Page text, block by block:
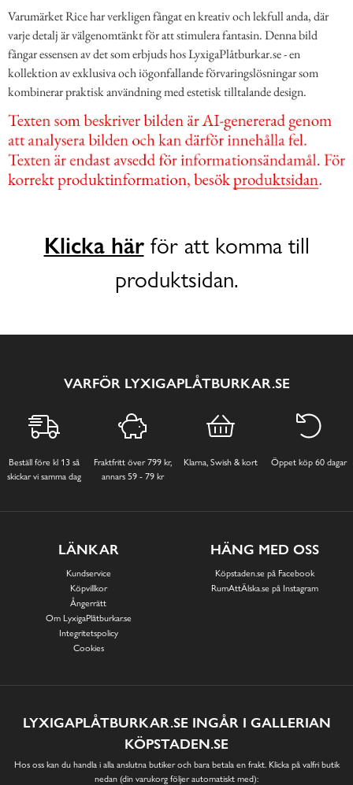
Varumärket Rice har verkligen fångat en kreativ och lekfull anda, där
varje detalj är välgenomtänkt för att stimulera fantasin. Denna bild
fångar essensen av det som erbjuds hos LyxigaPlåtburkar.se - en
kollektion av exklusiva och iögonfallande förvaringslösningar som
kombinerar praktisk användning med estetisk tilltalande design.
Klicka härför att komma till
produktsidan.
VARFÖR LYXIGAPLÅTBURKAR.SE
Beställ före kl 13 så
skickar vi samma dag
Fraktfritt över 799 kr,
annars 59 - 79 kr
Klarna, Swish & kort Öppet köp 60 dagar
LÄNKAR
Kundservice
Köpvillkor
Ångerrätt
Om LyxigaPlåtburkar.se
Integritetspolicy
Cookies
HÄNG MED OSS
Köpstaden.se på Facebook
RumAttÄlska.se på Instagram
LYXIGAPLÅTBURKAR.SE INGÅR I GALLERIAN
KÖPSTADEN.SE
Hos oss kan du handla i alla anslutna butiker och bara betala en frakt. Klicka på valfri butik
nedan (din varukorg följer automatiskt med):